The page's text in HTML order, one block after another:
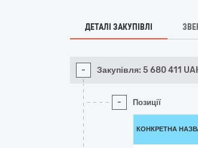
ДЕТАЛІ ЗАКУПІВЛІ
- Закупівля: 5 680 411
- Позиції
КОНКРЕТНА